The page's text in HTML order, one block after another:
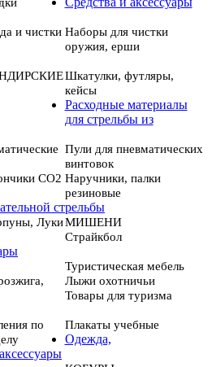
и чистки Наборы для чистки
оружия, ерши
Шкатулки, футляры,
кейсы
Расходные материалы
для стрельбы из
Пули для пневматических
винтовок
СО2 Наручники, палки
резиновые
стрельбы
ЛукиМИШЕНИ
Страйкбол
Туристическая мебель
Лыжи охотничьи
Товары для туризма
по
Плакаты учебные
Одежда,